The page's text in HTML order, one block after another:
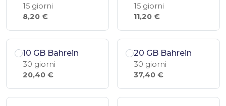
15 giorni
8,20 €
15 giorni
11,20 €
10 GB Bahrein
30 giorni
20,40 €
20 GB Bahrein
30 giorni
37,40 €